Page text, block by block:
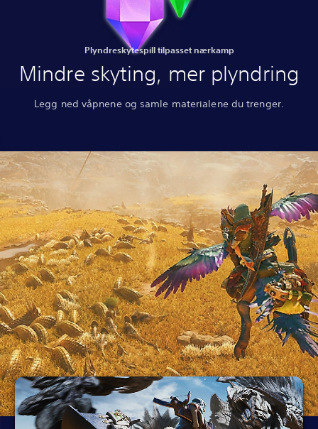
Plyndreskytespill tilpasset nærkamp
Mindre skyting, mer plyndring
Legg ned våpnene og samle materialene du trenger.